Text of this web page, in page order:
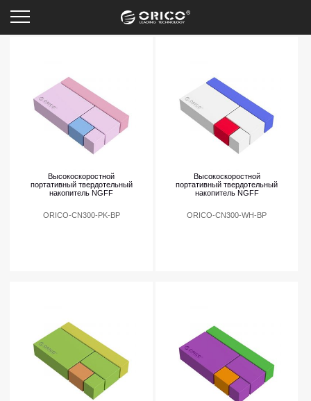
Хиты продаж
Высокоскоростной
портативный твердотельный
накопитель NGFF
ORICO-CN300-PK-BP
Высокоскоростной
портативный твердотельный
накопитель NGFF
ORICO-CN300-WH-BP